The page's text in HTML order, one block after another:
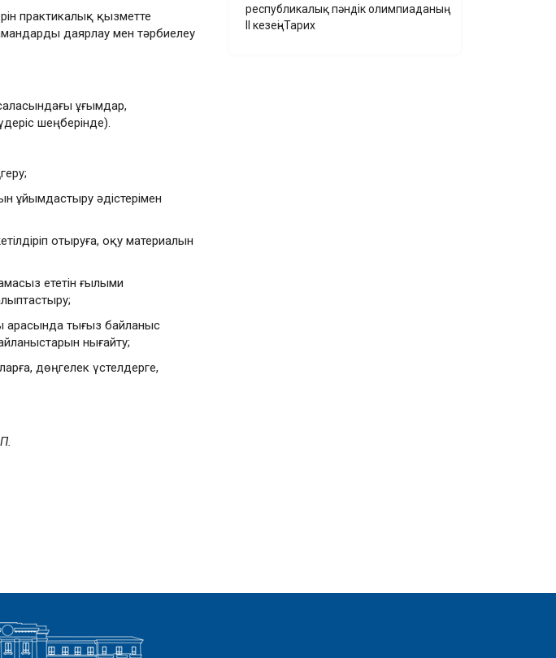
практикалық қызметте
даярлау мен тәрбиелеу
ұғымдар,
шеңберінде).
ұйымдастыру әдістерімен
отыруға, оқу материалын
ететін ғылыми
арасында тығыз байланыс
нығайту;
дөңгелек үстелдерге,
республикалық пәндік олимпиаданың
ІІ кезеңі-Тарих